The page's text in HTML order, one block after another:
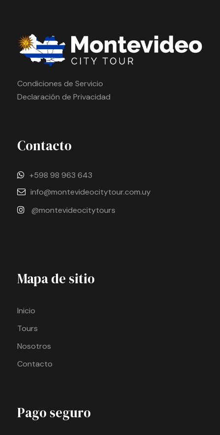
Condiciones de Servicio
Declaración de Privacidad
Contacto
+598 98 963 643
info@montevideocitytour.com.uy
@montevideocitytours
Mapa de sitio
Inicio
Tours
Nosotros
Contacto
Pago seguro